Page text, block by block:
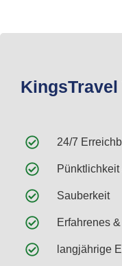
KingsTravel
24/7
Sauberkeit
Erfahrenes
langjährige